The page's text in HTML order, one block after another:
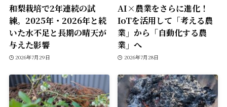
和梨栽培で2年連続の試
練。2025年・2026年と続
いた水不足と長期の晴天が
与えた影響
2026年7月29日
AI×農業をさらに進化！
IoTを活用して「考える農
業」から「自動化する農
業」へ
2026年7月28日